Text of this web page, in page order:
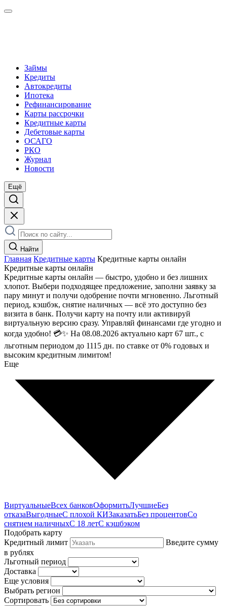
Займы
Кредиты
Автокредиты
Ипотека
Рефинансирование
Карты рассрочки
Кредитные карты
Дебетовые карты
ОСАГО
РКО
Журнал
Новости
Ещё
Найти
Главная Кредитные карты Кредитные карты онлайн
Кредитные карты онлайн
Кредитные карты онлайн — быстро, удобно и без лишних
хлопот. Выбери подходящее предложение, заполни заявку за
пару минут и получи одобрение почти мгновенно. Льготный
период, кэшбэк, снятие наличных — всё это доступно без
визита в банк. Получи карту на почту или активируй
виртуальную версию сразу. Управляй финансами где угодно и
когда удобно! 💳✨ На 08.08.2026 актуально карт 67 шт., с
льготным периодом до 1115 дн. по ставке от 0% годовых и
высоким кредитным лимитом!
Еще
ВиртуальныеВсех банковОформитьЛучшиеБез
отказаВыгодныеС плохой КИЗаказатьБез процентовСо
снятием наличныхС 18 летС кэшбэком
Подобрать карту
Кредитный лимит
Введите сумму
в рублях
Льготный период
Доставка
Еще условия
Выбрать регион
Сортировать